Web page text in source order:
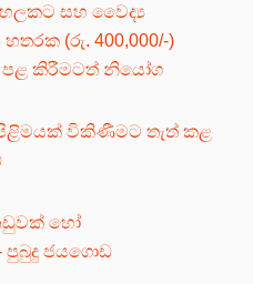
සහ වෛද්‍ය
(රු. 400,000/-)
පළ කිරීමටත් නියෝග
විකිණීමට තැත් කළ
හෝ
පුබුදු ජයගොඩ